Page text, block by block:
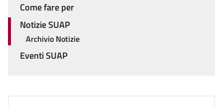
Come fare per
Notizie SUAP
Archivio Notizie
Eventi SUAP